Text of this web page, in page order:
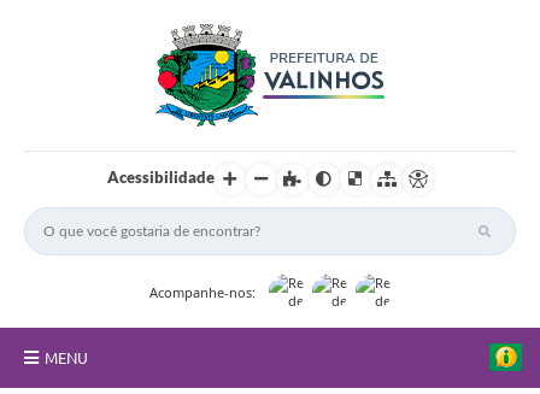
Acessibilidade
Acompanhe-nos:
MENU